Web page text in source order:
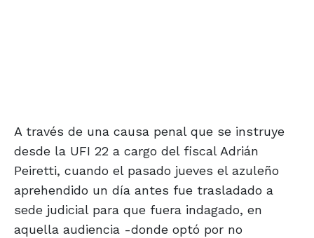
A través de una causa penal que se instruye
desde la UFI 22 a cargo del fiscal Adrián
Peiretti, cuando el pasado jueves el azuleño
aprehendido un día antes fue trasladado a
sede judicial para que fuera indagado, en
aquella audiencia -donde optó por no